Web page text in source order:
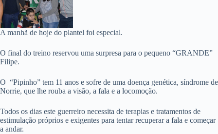
A manhã de hoje do plantel foi especial.
O final do treino reservou uma surpresa para o pequeno “GRANDE”
Filipe.
O “Pipinho” tem 11 anos e sofre de uma doença genética, síndrome de
Norrie, que lhe rouba a visão, a fala e a locomoção.
Todos os dias este guerreiro necessita de terapias e tratamentos de
estimulação próprios e exigentes para tentar recuperar a fala e começar
a andar.